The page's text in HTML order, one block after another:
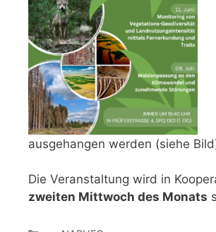
ausgehangen werden (siehe
Die Veranstaltung wird in
zweiten Mittwoch des Monats